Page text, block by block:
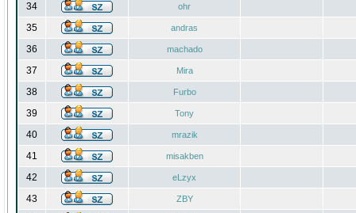
34 ohr
35 andras
36 machado
37 Mira
38 Furbo
39 Tony
40 mrazik
41 misakben
42 eLzyx
43 ZBY